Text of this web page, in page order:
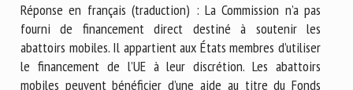
Réponse en français (traduction) : La Commission n’a pas
fourni de financement direct destiné à soutenir les
abattoirs mobiles. Il appartient aux États membres d’utiliser
le financement de l’UE à leur discrétion. Les abattoirs
mobiles peuvent bénéficier d’une aide au titre du Fonds